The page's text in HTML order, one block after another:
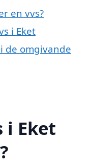
en vvs?
i Eket
de omgivande
i Eket